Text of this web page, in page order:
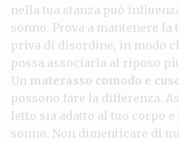
nella tua stanza può
sonno. Prova a mantenere la
priva di disordine, in modo
possa associarla al riposo
Un materasso comodo e
possono fare la differenza.
letto sia adatto al tuo corpo
sonno. Non dimenticare di